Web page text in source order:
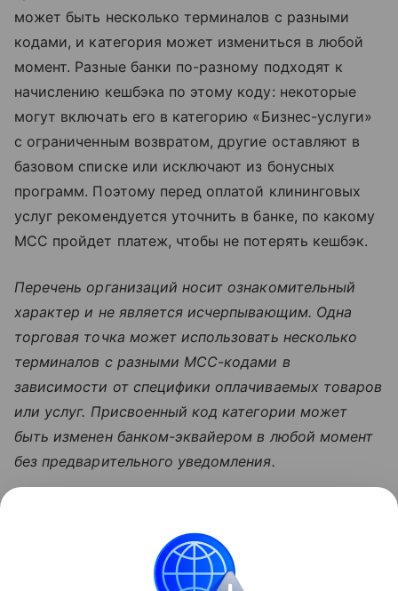
может быть несколько терминалов с разными
кодами, и категория может измениться в любой
момент. Разные банки по-разному подходят к
начислению кешбэка по этому коду: некоторые
могут включать его в категорию «Бизнес-услуги»
с ограниченным возвратом, другие оставляют в
базовом списке или исключают из бонусных
программ. Поэтому перед оплатой клининговых
услуг рекомендуется уточнить в банке, по какому
MCC пройдет платеж, чтобы не потерять кешбэк.
Перечень организаций носит ознакомительный
характер и не является исчерпывающим. Одна
торговая точка может использовать несколько
терминалов с разными MCC-кодами в
зависимости от специфики оплачиваемых товаров
или услуг. Присвоенный код категории может
быть изменен банком-эквайером в любой момент
без предварительного уведомления.
Платежные системы: самые
популярные в России и в мире
В статье разбираемся с видами и принципами